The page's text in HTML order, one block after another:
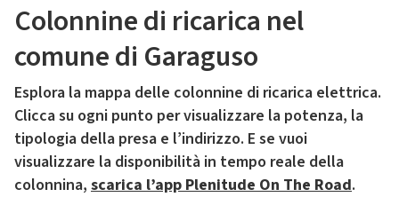
Colonnine di ricarica nel
comune di Garaguso
Esplora la mappa delle colonnine di ricarica elettrica.
Clicca su ogni punto per visualizzare la potenza, la
tipologia della presa e l’indirizzo. E se vuoi
visualizzare la disponibilità in tempo reale della
colonnina, scarica l’app Plenitude On The Road.